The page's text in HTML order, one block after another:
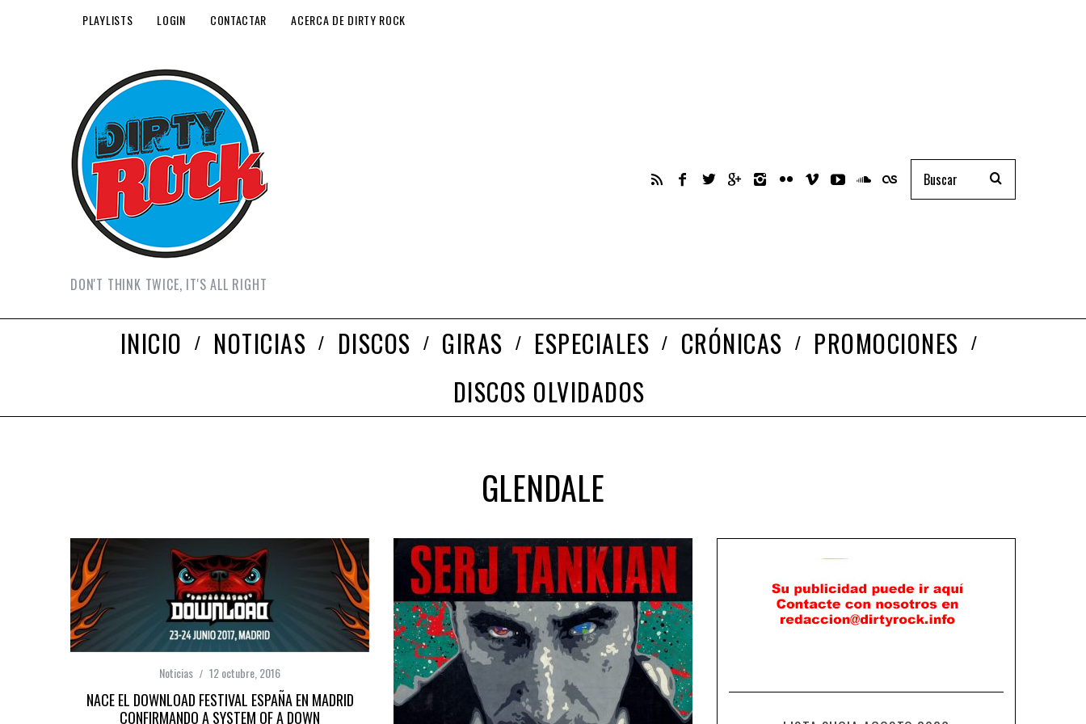
PLAYLISTS LOGIN CONTACTAR ACERCA DE DIRTY ROCK
DON'T THINK TWICE, IT'S ALL RIGHT
INICIO NOTICIAS DISCOS GIRAS ESPECIALES CRÓNICAS
PROMOCIONES
DISCOS OLVIDADOS
GLENDALE
Noticias 12 octubre, 2016
NACE EL DOWNLOAD FESTIVAL ESPAÑA EN MADRID
CONFIRMANDO A SYSTEM OF A DOWN